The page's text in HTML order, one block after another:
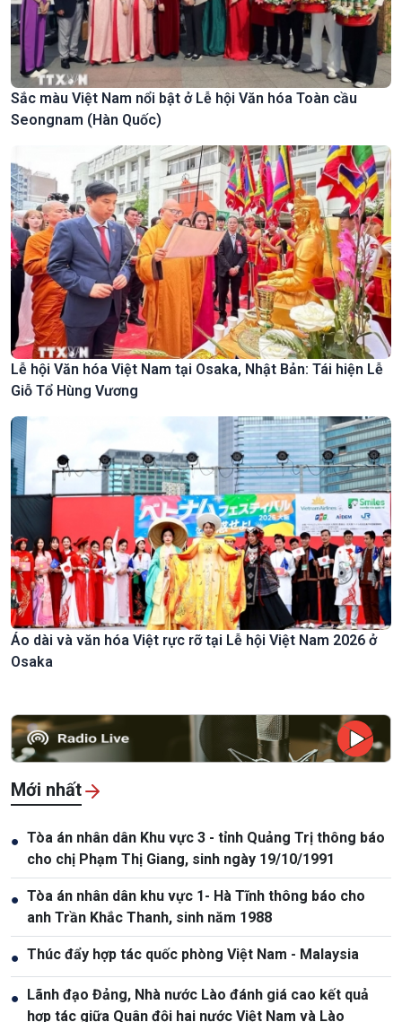
Sắc màu Việt Nam nổi bật ở Lễ hội Văn hóa Toàn cầu
Seongnam (Hàn Quốc)
Lễ hội Văn hóa Việt Nam tại Osaka, Nhật Bản: Tái hiện Lễ
Giỗ Tổ Hùng Vương
Áo dài và văn hóa Việt rực rỡ tại Lễ hội Việt Nam 2026 ở
Osaka
Mới nhất
● Tòa án nhân dân Khu vực 3 - tỉnh Quảng Trị thông báo
cho chị Phạm Thị Giang, sinh ngày 19/10/1991
● Tòa án nhân dân khu vực 1- Hà Tĩnh thông báo cho
anh Trần Khắc Thanh, sinh năm 1988
● Thúc đẩy hợp tác quốc phòng Việt Nam - Malaysia
●
Lãnh đạo Đảng, Nhà nước Lào đánh giá cao kết quả
hợp tác giữa Quân đội hai nước Việt Nam và Lào